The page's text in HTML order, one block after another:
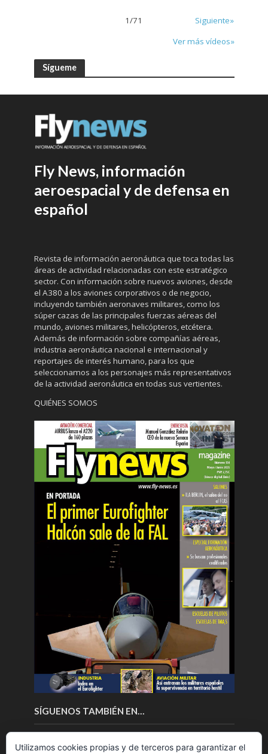
1/71
Siguiente»
Ver más vídeos»
Sígueme
Fly News, información
aeroespacial y de defensa en
español
Revista de información aeronáutica que toca todas las
áreas de actividad relacionadas con este estratégico
sector. Con información sobre nuevos aviones, desde
el A380 a los aviones corporativos o de negocio,
incluyendo también aeronaves militares, como los
súper cazas de las principales fuerzas aéreas del
mundo, aviones militares, helicópteros, etcétera.
Además de información sobre compañías aéreas,
industria aeronáutica nacional e internacional y
reportajes de interés humano, para los que
seleccionamos a los personajes más representativos
de la actividad aeronáutica en todas sus vertientes.
QUIÉNES SOMOS
SÍGUENOS TAMBIÉN EN…
Utilizamos cookies propias y de terceros para garantizar el